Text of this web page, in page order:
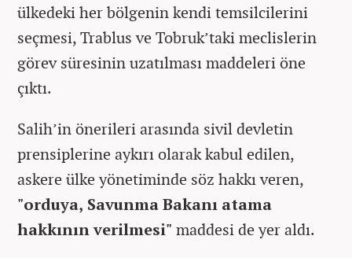
ülkedeki her bölgenin kendi temsilcilerini
seçmesi, Trablus ve Tobruk’taki meclislerin
görev süresinin uzatılması maddeleri öne
çıktı.
Salih’in önerileri arasında sivil devletin
prensiplerine aykırı olarak kabul edilen,
askere ülke yönetiminde söz hakkı veren,
"orduya, Savunma Bakanı atama
hakkının verilmesi" maddesi de yer aldı.